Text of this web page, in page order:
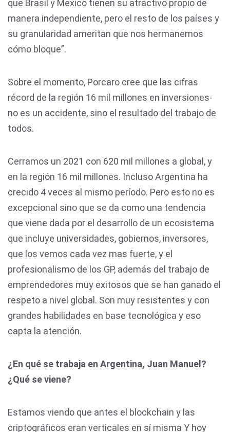
que Brasil y Mexico tienen su atractivo propio de
manera independiente, pero el resto de los países y
su granularidad ameritan que nos hermanemos
cómo bloque”.
Sobre el momento, Porcaro cree que las cifras
récord de la región 16 mil millones en inversiones-
no es un accidente, sino el resultado del trabajo de
todos.
Cerramos un 2021 con 620 mil millones a global, y
en la región 16 mil millones. Incluso Argentina ha
crecido 4 veces al mismo período. Pero esto no es
excepcional sino que se da como una tendencia
que viene dada por el desarrollo de un ecosistema
que incluye universidades, gobiernos, inversores,
que los vemos cada vez mas fuerte, y el
profesionalismo de los GP, además del trabajo de
emprendedores muy exitosos que se han ganado el
respeto a nivel global. Son muy resistentes y con
grandes habilidades en base tecnológica y eso
capta la atención.
¿En qué se trabaja en Argentina, Juan Manuel?
¿Qué se viene?
Estamos viendo que antes el blockchain y las
criptográficos eran verticales en sí misma Y hoy